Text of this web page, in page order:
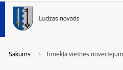
Sākums Tīmekļa vietnes